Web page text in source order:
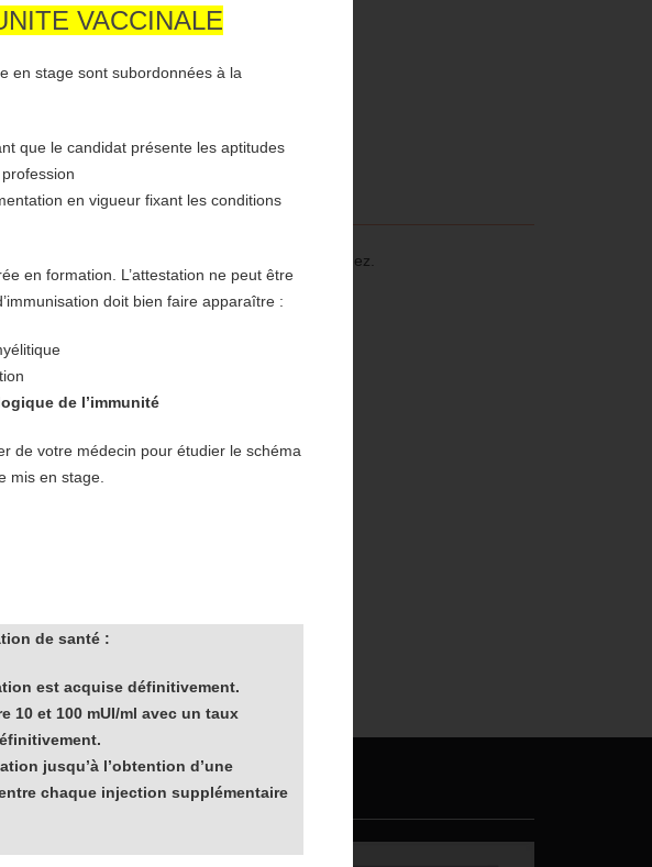
VACCINALE
en stage sont subordonnées à la
que le candidat présente les aptitudes
en vigueur fixant les conditions
en formation. L’attestation ne peut être
doit bien faire apparaître :
de l’immunité
de votre médecin pour étudier le schéma
mis en stage.
de santé :
est acquise définitivement.
10 et 100 mUI/ml avec un taux
jusqu’à l’obtention d’une
chaque injection supplémentaire
pour la confiance que vous nous accordez.
sur le bouton suivant :
le bouton suivant :
la prochaine rentrée.
Certifications